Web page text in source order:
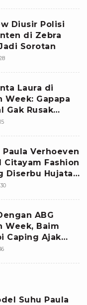
Diusir Polisi
di Zebra
Sorotan
Laura di
Week: Gapapa
Gak Rusak
Verhoeven
Citayam Fashion
Diserbu Hujatan
Cuan dari
ABG
Week, Baim
Caping Ajak
Suhu Paula